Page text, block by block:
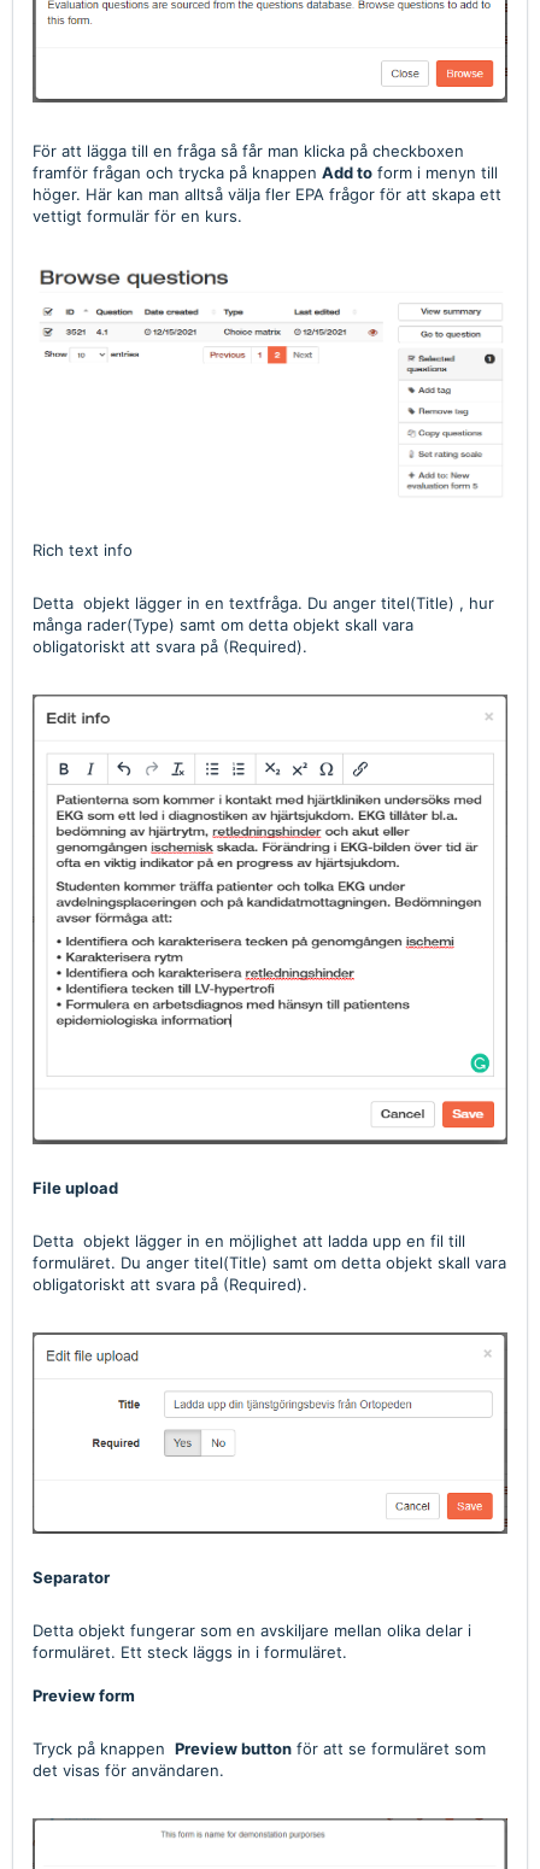
För att lägga till en fråga så får man klicka på checkboxen
framför frågan och trycka på knappen Add to form i menyn till
höger. Här kan man alltså välja fler EPA frågor för att skapa ett
vettigt formulär för en kurs.
Rich text info
Detta objekt lägger in en textfråga. Du anger titel(Title) , hur
många rader(Type) samt om detta objekt skall vara
obligatoriskt att svara på (Required).
File upload
Detta objekt lägger in en möjlighet att ladda upp en fil till
formuläret. Du anger titel(Title) samt om detta objekt skall vara
obligatoriskt att svara på (Required).
Separator
Detta objekt fungerar som en avskiljare mellan olika delar i
formuläret. Ett steck läggs in i formuläret.
Preview form
Tryck på knappen Preview button för att se formuläret som
det visas för användaren.